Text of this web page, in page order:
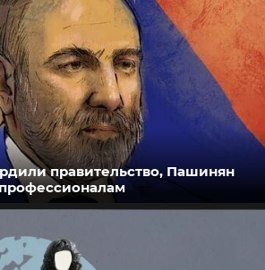
правительство, Пашинян